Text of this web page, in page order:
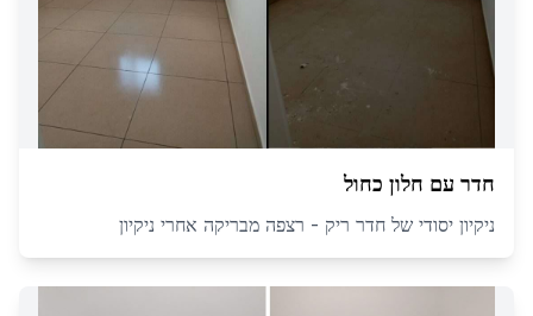
חדר עם חלון כחול
ניקיון יסודי של חדר ריק - רצפה מבריקה אחרי ניקיון